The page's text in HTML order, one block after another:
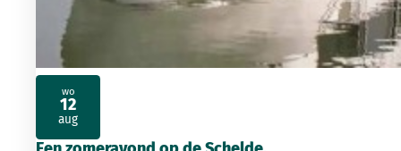
wo
12
aug
2026